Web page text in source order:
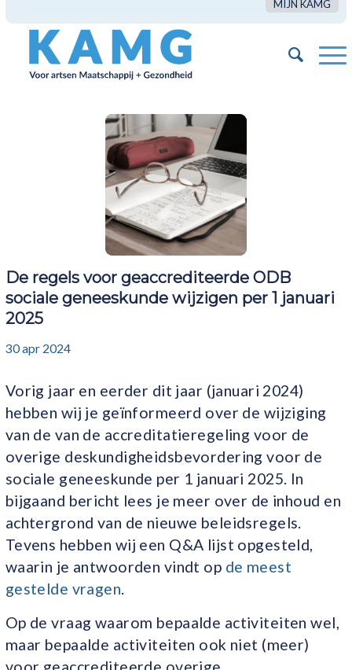
MIJN KAMG
De regels voor geaccrediteerde ODB
sociale geneeskunde wijzigen per 1 januari
2025
30 apr 2024
Vorig jaar en eerder dit jaar (januari 2024)
hebben wij je geïnformeerd over de wijziging
van de van de accreditatieregeling voor de
overige deskundigheidsbevordering voor de
sociale geneeskunde per 1 januari 2025. In
bijgaand bericht lees je meer over de inhoud en
achtergrond van de nieuwe beleidsregels.
Tevens hebben wij een Q&A lijst opgesteld,
waarin je antwoorden vindt op de meest
gestelde vragen.
Op de vraag waarom bepaalde activiteiten wel,
maar bepaalde activiteiten ook niet (meer)